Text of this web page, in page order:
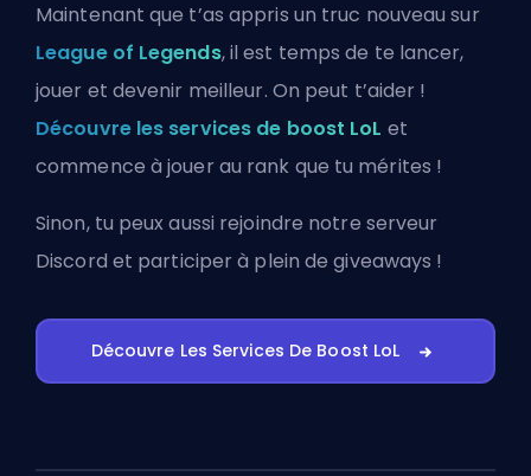
Maintenant que t’as appris un truc nouveau sur
League of Legends, il est temps de te lancer,
jouer et devenir meilleur. On peut t’aider !
Découvre les services de boost LoL et
commence à jouer au rank que tu mérites !
Sinon, tu peux aussi rejoindre notre serveur
Discord et participer à plein de giveaways !
Découvre Les Services De Boost LoL